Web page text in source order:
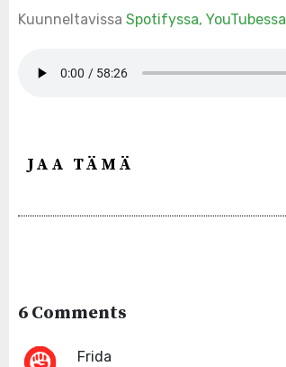
Kuunneltavissa Spotifyssa, YouTubessa
JAA TÄMÄ
6 Comments
Frida